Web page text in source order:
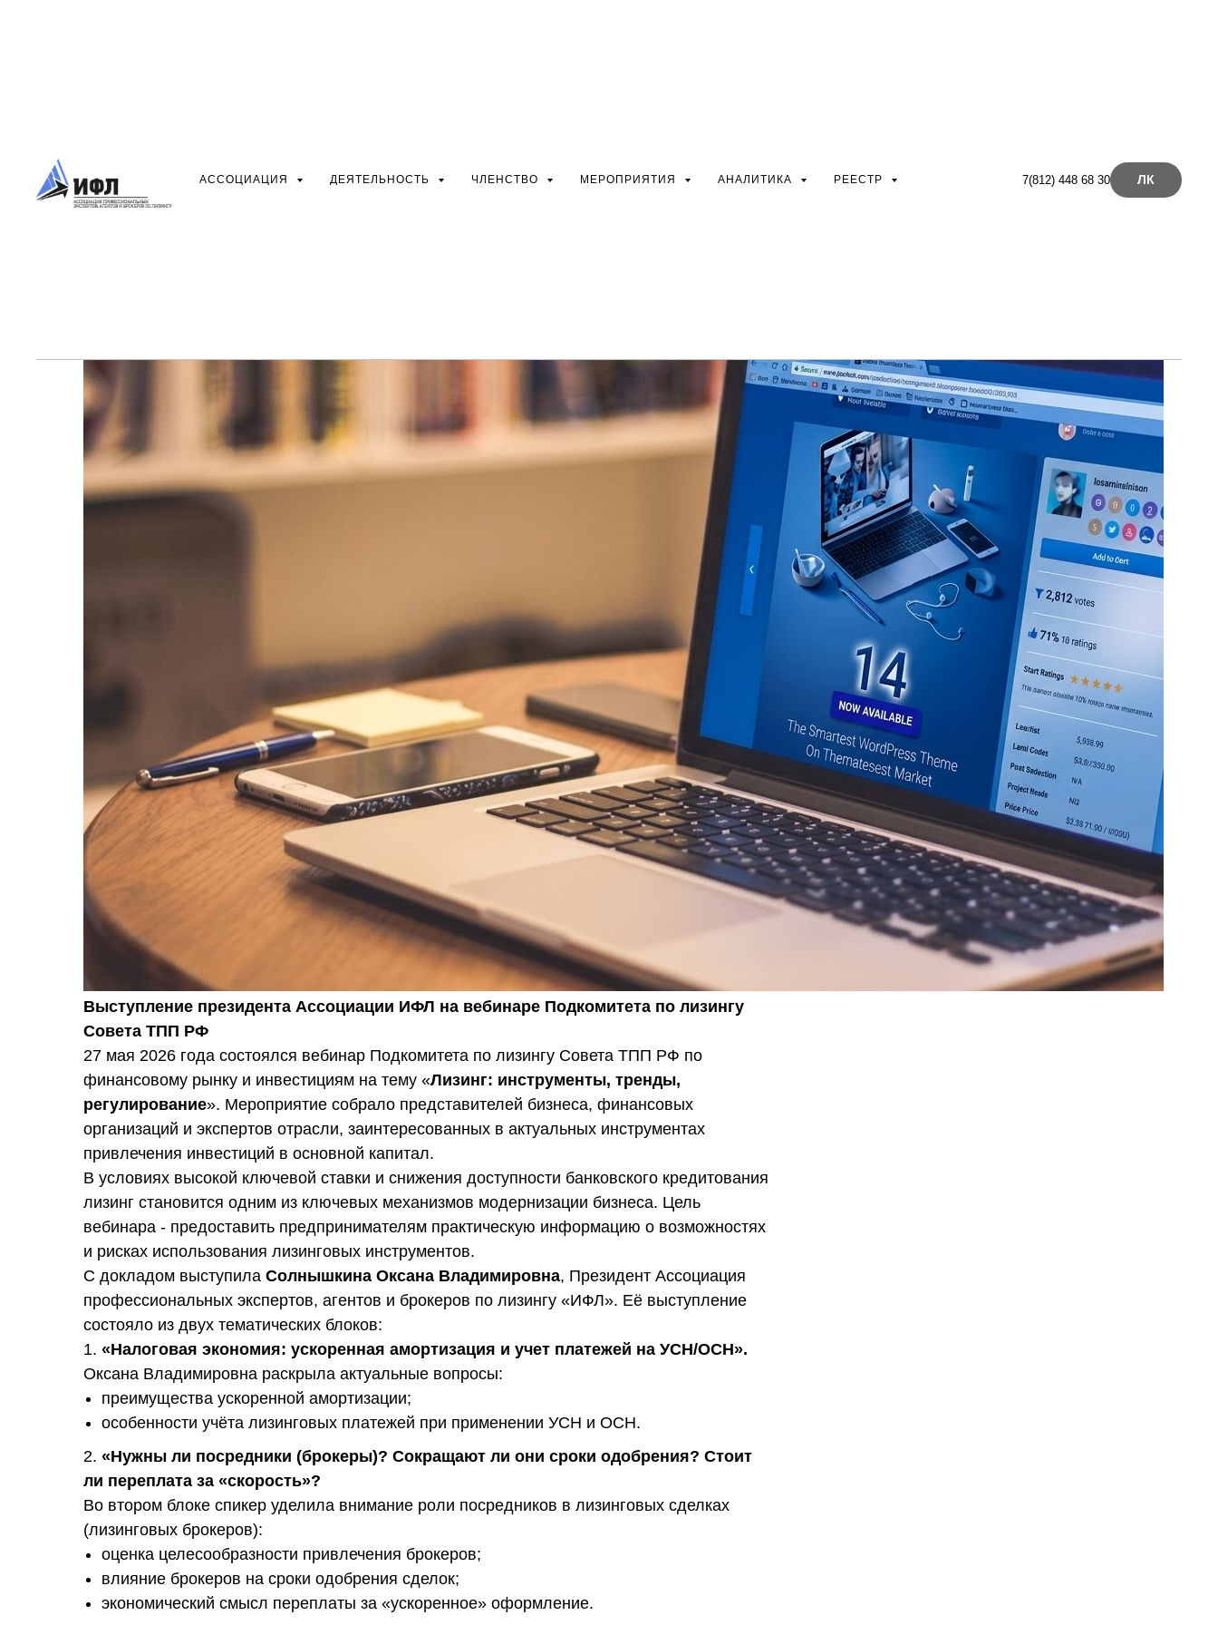
АССОЦИАЦИЯ ДЕЯТЕЛЬНОСТЬ ЧЛЕНСТВО МЕРОПРИЯТИЯ АНАЛИТИКА РЕЕСТР 7(812) 448 68 30 ЛК
Выступление президента Ассоциации ИФЛ на вебинаре Подкомитета по лизингу
Совета ТПП РФ
27 мая 2026 года состоялся вебинар Подкомитета по лизингу Совета ТПП РФ по
финансовому рынку и инвестициям на тему «Лизинг: инструменты, тренды,
регулирование». Мероприятие собрало представителей бизнеса, финансовых
организаций и экспертов отрасли, заинтересованных в актуальных инструментах
привлечения инвестиций в основной капитал.
В условиях высокой ключевой ставки и снижения доступности банковского кредитования
лизинг становится одним из ключевых механизмов модернизации бизнеса. Цель
вебинара - предоставить предпринимателям практическую информацию о возможностях
и рисках использования лизинговых инструментов.
С докладом выступила Солнышкина Оксана Владимировна, Президент Ассоциация
профессиональных экспертов, агентов и брокеров по лизингу «ИФЛ». Её выступление
состояло из двух тематических блоков:
1. «Налоговая экономия: ускоренная амортизация и учет платежей на УСН/ОСН».
Оксана Владимировна раскрыла актуальные вопросы:
преимущества ускоренной амортизации;
особенности учёта лизинговых платежей при применении УСН и ОСН.
2. «Нужны ли посредники (брокеры)? Сокращают ли они сроки одобрения? Стоит
ли переплата за «скорость»?
Во втором блоке спикер уделила внимание роли посредников в лизинговых сделках
(лизинговых брокеров):
оценка целесообразности привлечения брокеров;
влияние брокеров на сроки одобрения сделок;
экономический смысл переплаты за «ускоренное» оформление.